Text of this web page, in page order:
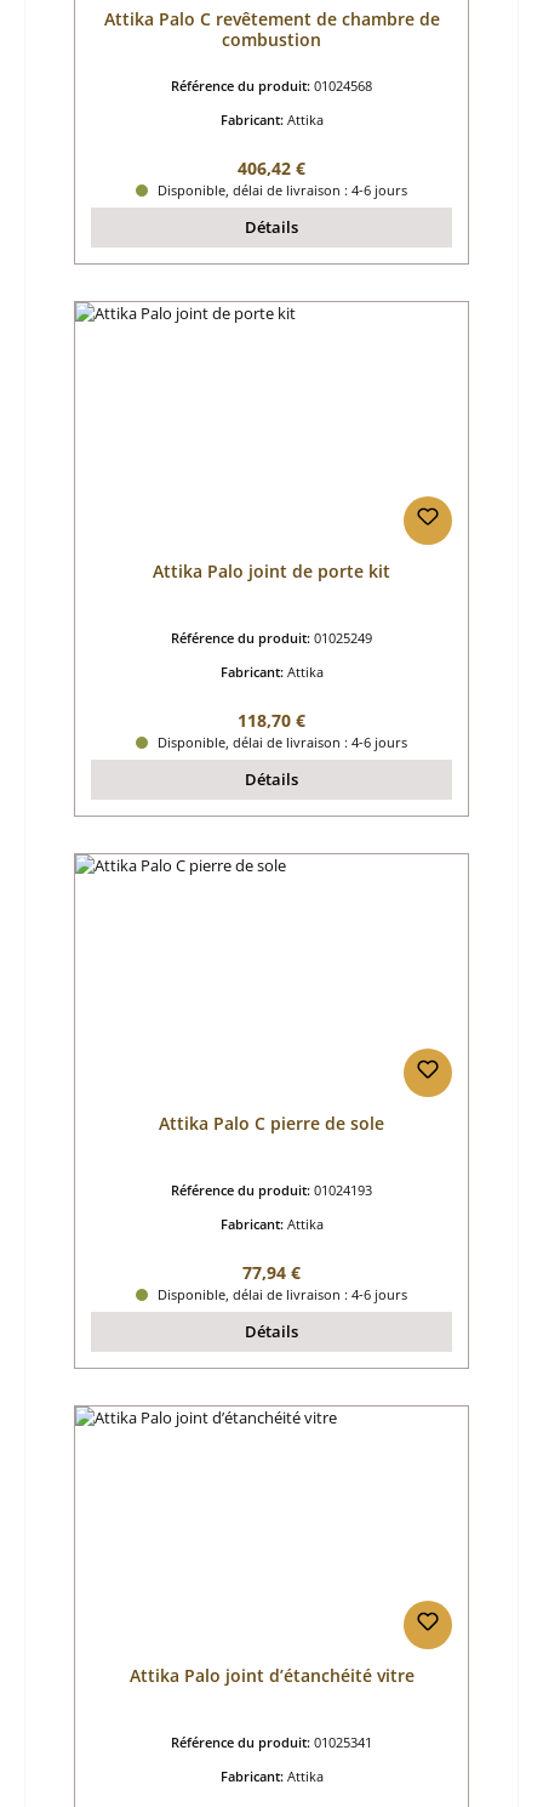
Attika Palo C revêtement de chambre de
combustion
Référence du produit: 01024568
Fabricant: Attika
Prix régulier :
406,42 €
Disponible, délai de livraison : 4-6 jours
Détails
Attika Palo joint de porte kit
Référence du produit: 01025249
Fabricant: Attika
Prix régulier :
118,70 €
Disponible, délai de livraison : 4-6 jours
Détails
Attika Palo C pierre de sole
Référence du produit: 01024193
Fabricant: Attika
Prix régulier :
77,94 €
Disponible, délai de livraison : 4-6 jours
Détails
Attika Palo joint d’étanchéité vitre
Référence du produit: 01025341
Fabricant: Attika